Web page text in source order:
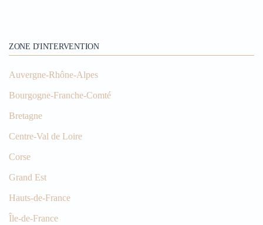
ZONE D'INTERVENTION
Auvergne-Rhône-Alpes
Bourgogne-Franche-Comté
Bretagne
Centre-Val de Loire
Corse
Grand Est
Hauts-de-France
Île-de-France